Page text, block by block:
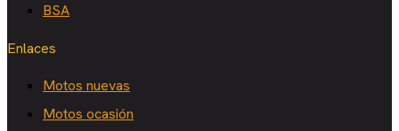
BSA
Enlaces
Motos nuevas
Motos ocasión